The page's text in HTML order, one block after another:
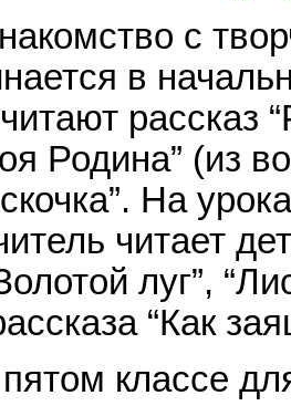
с
в
рассказ
Родина” (из
На
читает
луг”,
“Как
классе